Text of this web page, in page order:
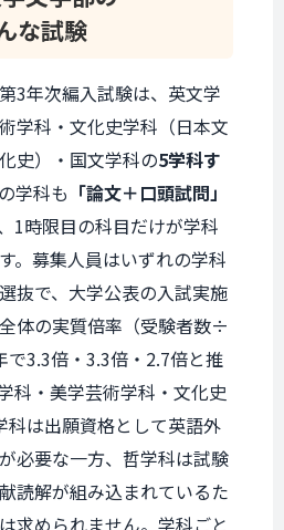
な試験
3年次編入試験は、英文学
学科・文化史学科（日本文
史）・国文学科の5学科す
学科も 「論文＋口頭試問」
1時限目の科目だけが学科
。募集人員はいずれの学科
抜で、大学公表の入試実施
体の実質倍率（受験者数÷
で3.3倍・3.3倍・2.7倍と推
科・美学芸術学科・文化史
科は出願資格として英語外
必要な一方、哲学科は試験
読解が組み込まれているた
求められません。学科ごと